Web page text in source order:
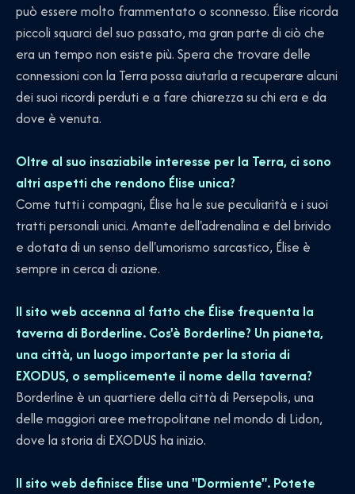
può essere molto frammentato o sconnesso. Élise ricorda
piccoli squarci del suo passato, ma gran parte di ciò che
era un tempo non esiste più. Spera che trovare delle
connessioni con la Terra possa aiutarla a recuperare alcuni
dei suoi ricordi perduti e a fare chiarezza su chi era e da
dove è venuta.
Oltre al suo insaziabile interesse per la Terra, ci sono
altri aspetti che rendono Élise unica?
Come tutti i compagni, Élise ha le sue peculiarità e i suoi
tratti personali unici. Amante dell'adrenalina e del brivido
e dotata di un senso dell'umorismo sarcastico, Élise è
sempre in cerca di azione.
Il sito web accenna al fatto che Élise frequenta la
taverna di Borderline. Cos'è Borderline? Un pianeta,
una città, un luogo importante per la storia di
EXODUS, o semplicemente il nome della taverna?
Borderline è un quartiere della città di Persepolis, una
delle maggiori aree metropolitane nel mondo di Lidon,
dove la storia di EXODUS ha inizio.
Il sito web definisce Élise una "Dormiente". Potete